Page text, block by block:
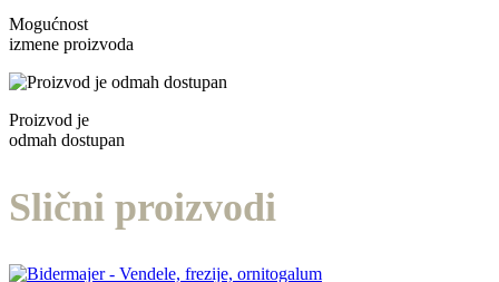
Mogućnost
izmene proizvoda
Proizvod je
odmah dostupan
Slični proizvodi